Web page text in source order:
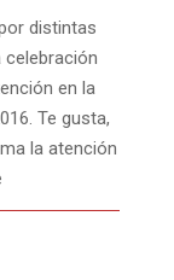
distintas
celebración
en la
Te gusta,
la atención